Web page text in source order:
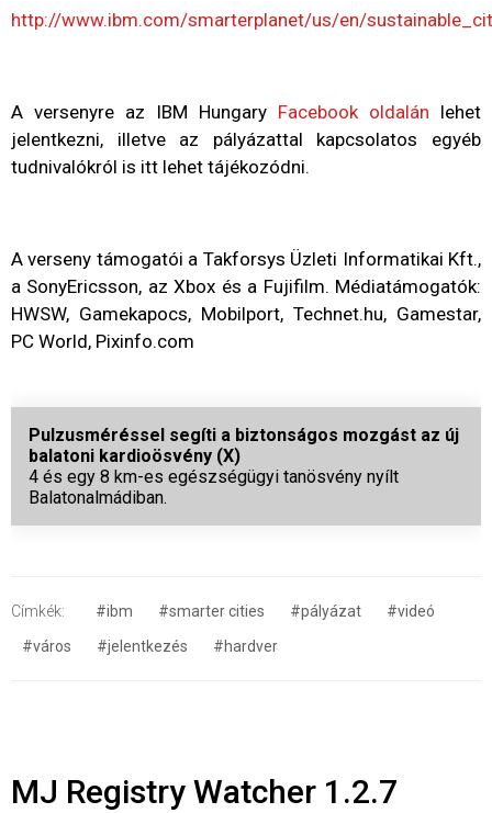
http://www.ibm.com/smarterplanet/us/en/
A versenyre az IBM Hungary Facebook oldalán lehet
jelentkezni, illetve az pályázattal kapcsolatos egyéb
tudnivalókról is itt lehet tájékozódni.
A verseny támogatói a Takforsys Üzleti Informatikai Kft.,
a SonyEricsson, az Xbox és a Fujifilm. Médiatámogatók:
HWSW, Gamekapocs, Mobilport, Technet.hu, Gamestar,
PC World, Pixinfo.com
Pulzusméréssel segíti a biztonságos mozgást az új
balatoni kardioösvény (X)
4 és egy 8 km-es egészségügyi tanösvény nyílt
Balatonalmádiban.
Címkék: #ibm #smarter cities #pályázat
#videó
#város
#jelentkezés #hardver
MJ Registry Watcher 1.2.7